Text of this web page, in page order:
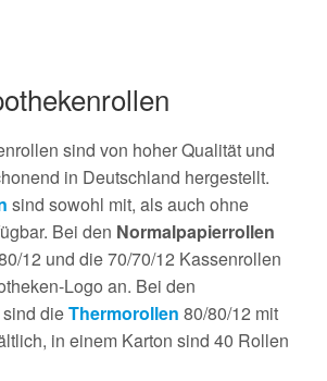
sind von hoher Qualität und
in Deutschland hergestellt.
sind sowohl mit, als auch ohne
Bei den Normalpapierrollen
12 und die 70/70/12 Kassenrollen
Logo an. Bei den
dieThermorollen 80/80/12 mit
in einem Karton sind 40 Rollen